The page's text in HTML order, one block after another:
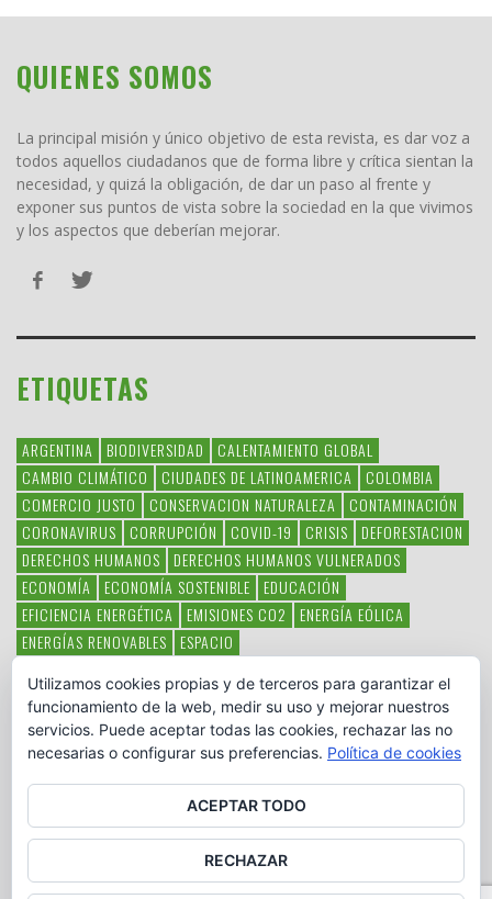
QUIENES SOMOS
La principal misión y único objetivo de esta revista, es dar voz a
todos aquellos ciudadanos que de forma libre y crítica sientan la
necesidad, y quizá la obligación, de dar un paso al frente y
exponer sus puntos de vista sobre la sociedad en la que vivimos
y los aspectos que deberían mejorar.
ETIQUETAS
ARGENTINA BIODIVERSIDAD
CALENTAMIENTO GLOBAL
CAMBIO CLIMÁTICO
CIUDADES DE LATINOAMERICA
COLOMBIA
COMERCIO JUSTO
CONSERVACION NATURALEZA
CONTAMINACIÓN
CORONAVIRUS
CORRUPCIÓN COVID-19 CRISIS
DEFORESTACION
DERECHOS HUMANOS
DERECHOS HUMANOS VULNERADOS
ECONOMÍA
ECONOMÍA SOSTENIBLE
EDUCACIÓN
EFICIENCIA ENERGÉTICA
EMISIONES CO2
ENERGÍA EÓLICA
ENERGÍAS RENOVABLES
ESPACIO
HAMBRE LATINOAMÉRICA MEDIO AMBIENTE
MÉXICO
OBJETIVOS DEL MILENIO
ONGS PAZ POBREZA POESÍA
POLITICA
PUEBLOS INDÍGENAS RSC RSE
SOBERANÍA ALIMENTARIA
SOLIDARIDAD SOSTENIBILIDAD TECNOLOGÍA VERTIDO PETROLEO
Utilizamos cookies propias y de terceros para garantizar el
funcionamiento de la web, medir su uso y mejorar nuestros
servicios. Puede aceptar todas las cookies, rechazar las no
necesarias o configurar sus preferencias. Política de cookies
ACEPTAR TODO
RECHAZAR